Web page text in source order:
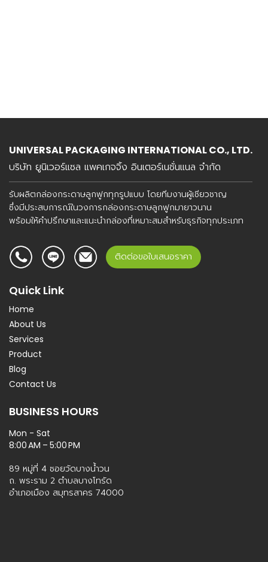
UNIVERSAL PACKAGING INTERNATIONAL CO., LTD.
บริษัท ยูนิเวอร์แซล แพคเกจจิ้ง อินเตอร์เนชั่นแนล จำกัด
รับผลิตกล่องกระดาษลูกฟูกทุกรูปแบบ โดยทีมงานผู้เชียวชาญ
ซึ่งมีประสบการณ์ในวงการกล่องกระดาษลูกฟูกมายาวนาน
พร้อมให้คำปรึกษาและแนะนำกล่องที่เหมาะสมสำหรับธุรกิจทุกประเภท
ติดต่อขอใบเสนอราคา
Quick Link
Home
About Us
Services
Product
Blog
Contact Us
BUSINESS HOURS
Mon - Sat
8:00 AM – 5:00 PM
89 หมู่ที่ 4 ซอยวัดบางน้ำวน
ถ. พระราม 2 ตำบลบางโทรัด
อำเภอเมือง สมุทรสาคร 74000